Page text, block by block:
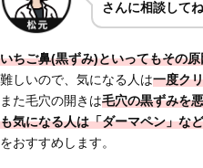
さんに相談してね
いちご鼻(黒ずみ)といってもその
難しいので、気になる人は一度ク
また毛穴の開きは毛穴の黒ずみを
も気になる人は「ダーマペン」な
をおすすめします。